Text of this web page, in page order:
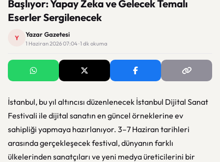
Başlıyor: Yapay Zeka ve Gelecek Temalı
Eserler Sergilenecek
Y Yazar Gazetesi
1 Haziran 2026 07:04 · 1 dk okuma
İstanbul, bu yıl altıncısı düzenlenecek İstanbul Dijital Sanat
Festivali ile dijital sanatın en güncel örneklerine ev
sahipliği yapmaya hazırlanıyor. 3–7 Haziran tarihleri
arasında gerçekleşecek festival, dünyanın farklı
ülkelerinden sanatçıları ve yeni medya üreticilerini bir